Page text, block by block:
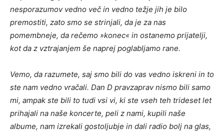
nesporazumov vedno več in vedno težje jih je bilo
premostiti, zato smo se strinjali, da je za nas
pomembneje, da rečemo »konec« in ostanemo prijatelji,
kot da z vztrajanjem še naprej poglabljamo rane.
Vemo, da razumete, saj smo bili do vas vedno iskreni in to
ste nam vedno vračali. Dan D pravzaprav nismo bili samo
mi, ampak ste bili to tudi vsi vi, ki ste vseh teh trideset let
prihajali na naše koncerte, peli z nami, kupili naše
albume, nam izrekali gostoljubje in dali radio bolj na glas,